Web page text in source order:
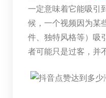
一定意味着它能吸引
候，一个视频因为某
件、独特风格等）吸
者可能只是过客，并